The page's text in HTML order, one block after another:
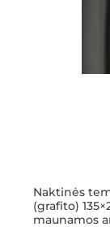
Naktinės
(grafito)
maunamos